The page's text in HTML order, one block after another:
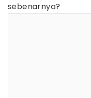
sebenarnya?